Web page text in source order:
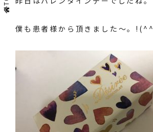
僕も患者様から頂きました～。